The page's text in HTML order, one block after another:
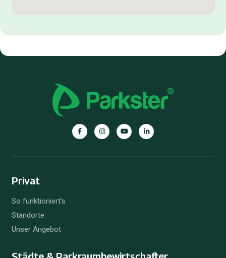
Parkster
auf
Parkster
auf
Parkster
auf
Parkster
auf
Privat
So funktioniert’s
Standorte
Unser Angebot